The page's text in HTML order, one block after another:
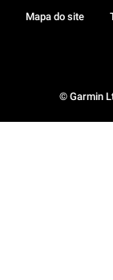
© Garmin
Mapa do site